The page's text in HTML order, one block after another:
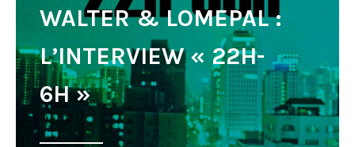
WALTER & LOMEPAL :
L’INTERVIEW « 22H-
6H »